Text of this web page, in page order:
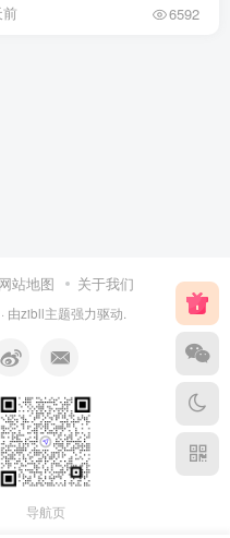
6592
网站地图 关于我们
· 由zibll主题强力驱动.
导航页